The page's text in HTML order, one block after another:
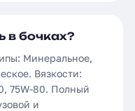
в бочках?
Минеральное,
Вязкости:
75W-80. Полный
и